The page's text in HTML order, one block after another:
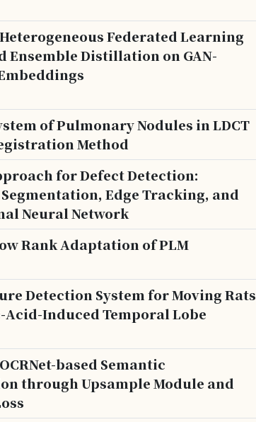
Federated Learning
Ensemble Distillation on GAN-
of Pulmonary Nodules in LDCT
Method
for Defect Detection:
Edge Tracking, and
Neural Network
Rank Adaptation of PLM
Detection System for Moving Rats
Induced Temporal Lobe
based Semantic
through Upsample Module and